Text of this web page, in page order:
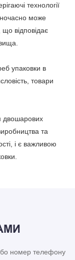
технології
може
що відповідає
упаковки в
товари
двошарових
та
і є важливою
номер телефону